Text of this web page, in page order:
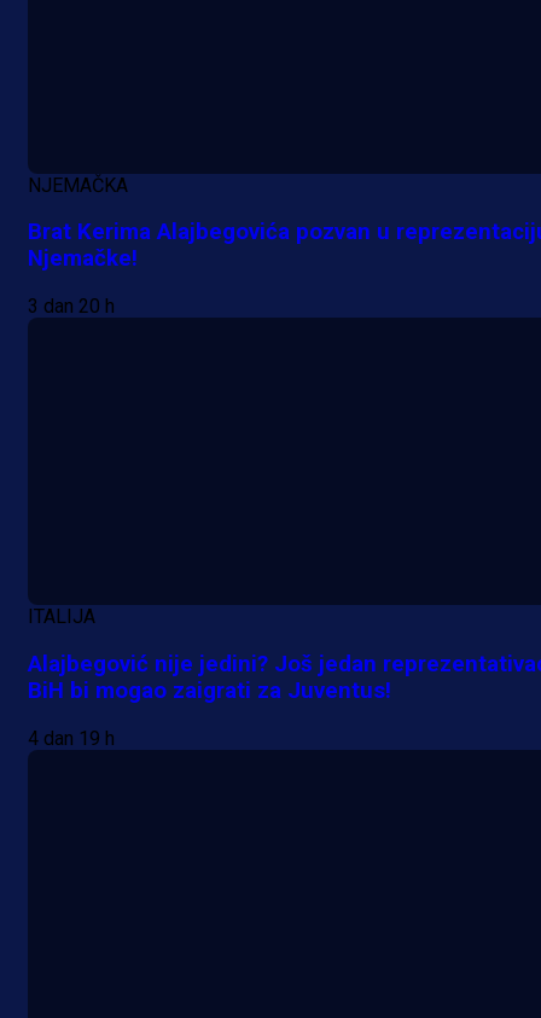
Pogledajte gol Kenana Kodre
15 h 10 sekunda
NJEMAČKA
Brat Kerima Alajbegovića pozvan u
Njemačke!
3 dan 20 h
ITALIJA
Alajbegović nije jedini? Još jedan
BiH bi mogao zaigrati za Juventus!
4 dan 19 h